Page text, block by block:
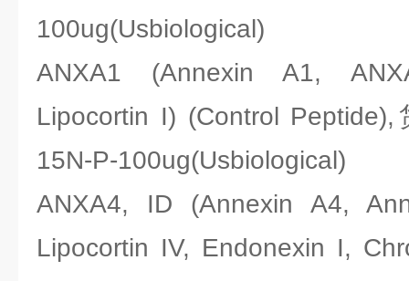
100ug(Usbiological)
ANXA1 (Annexin A1,
Lipocortin I) (Control
15N-P-100ug(Usbiological)
ANXA4, ID (Annexin A4,
Lipocortin IV, Endonexin I,